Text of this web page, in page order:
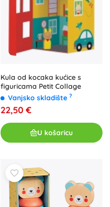
Kula od kocaka kućice s
figuricama Petit Collage
Vanjsko skladište ?
22,50 €
U košaricu